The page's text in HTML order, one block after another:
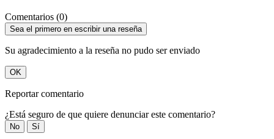
Comentarios (0)
Sea el primero en escribir una reseña
Su agradecimiento a la reseña no pudo ser enviado
OK
Reportar comentario
¿Está seguro de que quiere denunciar este comentario?
No Sí